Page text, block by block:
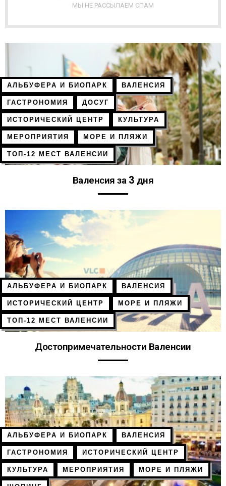
МЫ НЕ РАССЫЛАЕМ СПАМ
АЛЬБУФЕРА И БИОПАРК ВАЛЕНСИЯ
ГАСТРОНОМИЯ ДОСУГ
ИСТОРИЧЕСКИЙ ЦЕНТР КУЛЬТУРА
МЕРОПРИЯТИЯ МОРЕ И ПЛЯЖИ
ТОП-12 МЕСТ ВАЛЕНСИИ
Валенсия за 3 дня
АЛЬБУФЕРА И БИОПАРК ВАЛЕНСИЯ
ИСТОРИЧЕСКИЙ ЦЕНТР МОРЕ И ПЛЯЖИ
ТОП-12 МЕСТ ВАЛЕНСИИ
Достопримечательности Валенсии
АЛЬБУФЕРА И БИОПАРК ВАЛЕНСИЯ
ГАСТРОНОМИЯ ИСТОРИЧЕСКИЙ ЦЕНТР
КУЛЬТУРА МЕРОПРИЯТИЯ МОРЕ И ПЛЯЖИ